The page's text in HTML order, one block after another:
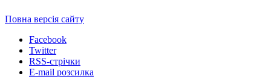
Повна версія сайту
Facebook
Twitter
RSS-стрічки
E-mail розсилка